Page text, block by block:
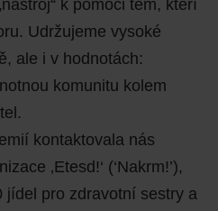
k pomoci těm, kteří
Udržujeme vysoké
ale i v hodnotách:
komunitu kolem
kontaktovala nás
‚Etesd!‘ (‘Nakrm!’),
jídel pro zdravotní sestry a